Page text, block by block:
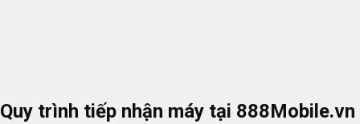
Quy trình tiếp nhận máy tại 888Mobile.vn